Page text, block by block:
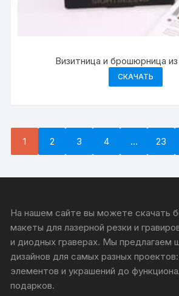
Визитница и брошюрница
СКАЧАТЬ
1 2 3 4 … 23
На нашем сайте вы можете скачать
макеты для лазерной резки и
и диодных граверах. Мы предлагаем
дизайнов для самых разных
элементов и украшений до
подарков.